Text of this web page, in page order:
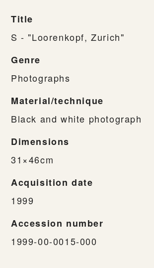
Title
S - "Loorenkopf, Zurich"
Genre
Photographs
Material/technique
Black and white photograph
Dimensions
31×46cm
Acquisition date
1999
Accession number
1999-00-0015-000